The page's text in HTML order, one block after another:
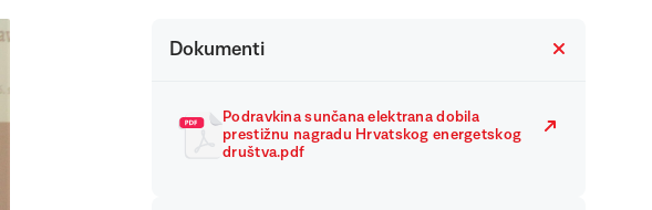
Dokumenti
Podravkina sunčana elektrana dobila
prestižnu nagradu Hrvatskog energetskog
društva.pdf